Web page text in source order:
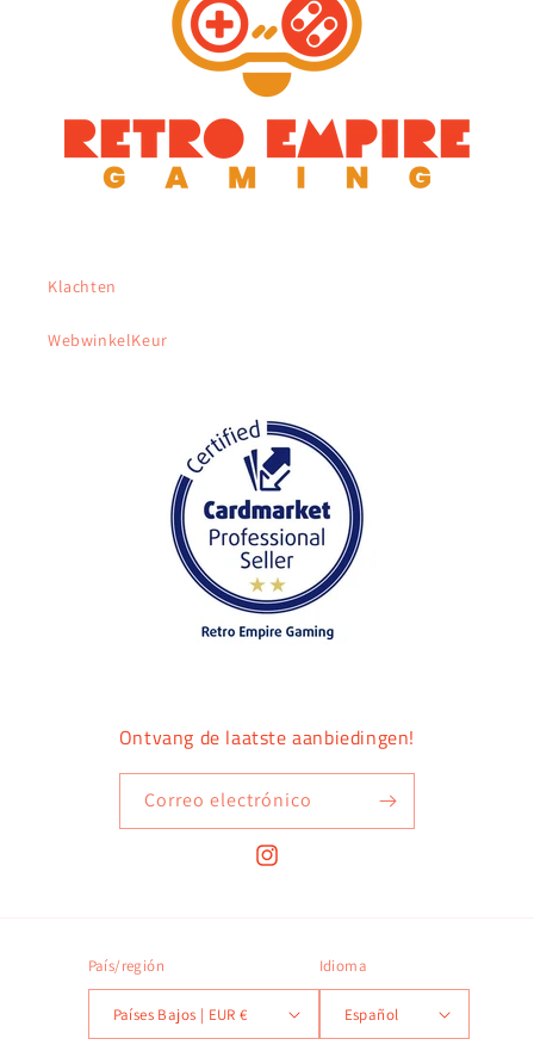
Klachten
WebwinkelKeur
Ontvang de laatste aanbiedingen!
Correo electrónico
Instagram
País/región
Países Bajos | EUR €
Idioma
Español